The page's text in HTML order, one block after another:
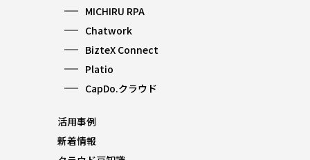
MICHIRU RPA
Chatwork
BizteX Connect
Platio
CapDo.クラウド
活用事例
新着情報